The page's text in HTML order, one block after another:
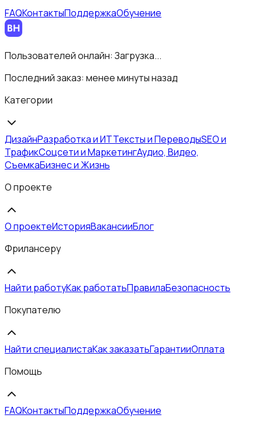
FAQКонтактыПоддержкаОбучение
Пользователей онлайн: Загрузка...
Последний заказ: менее минуты назад
Категории
ДизайнРазработка и ИТТексты и ПереводыSEO и
ТрафикСоцсети и МаркетингАудио, Видео,
СъемкаБизнес и Жизнь
О проекте
О проектеИсторияВакансииБлог
Фрилансеру
Найти работуКак работатьПравилаБезопасность
Покупателю
Найти специалистаКак заказатьГарантииОплата
Помощь
FAQКонтактыПоддержкаОбучение